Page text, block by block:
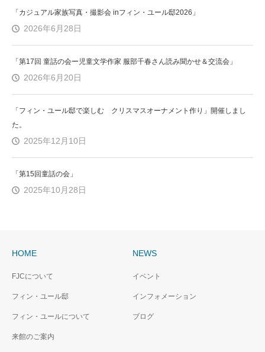
「カジュアル家族写真・撮影会 inフィン・ユール邸2026」
2026年6月28日
「第17回 童話の会ー児童文学作家 服部千春さん読み聞かせ＆交流会」
2026年6月20日
「フィン・ユール邸で楽しむ クリスマスオーナメント作り」開催しまし
た。
2025年12月10日
「第15回童話の会」
2025年10月28日
HOME
FJCについて
フィン・ユール邸
フィン・ユールについて
来館のご案内
NEWS
イベント
インフォメーション
ブログ